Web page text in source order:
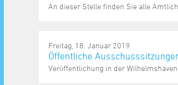
An dieser Stelle finden Sie alle
Freitag, 18. Januar 2019
Öffentliche
Veröffentlichung in der